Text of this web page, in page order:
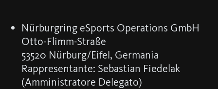
Nürburgring eSports Operations GmbH
Otto-Flimm-Straße
53520 Nürburg/Eifel, Germania
Rappresentante: Sebastian Fiedelak
(Amministratore Delegato)